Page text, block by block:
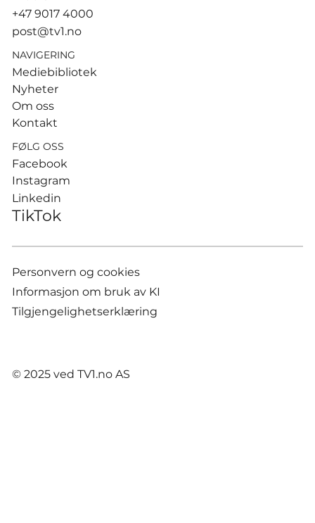
Hamburg
+47 9017 4000
post@tv1.no
NAVIGERING
Mediebibliotek
Nyheter
Om oss
Kontakt
FØLG OSS
Facebook
Instagram
Linkedin
TikTok
Personvern og cookies
Informasjon om bruk av KI
Tilgjengelighetserklæring
© 2025 ved TV1.no AS